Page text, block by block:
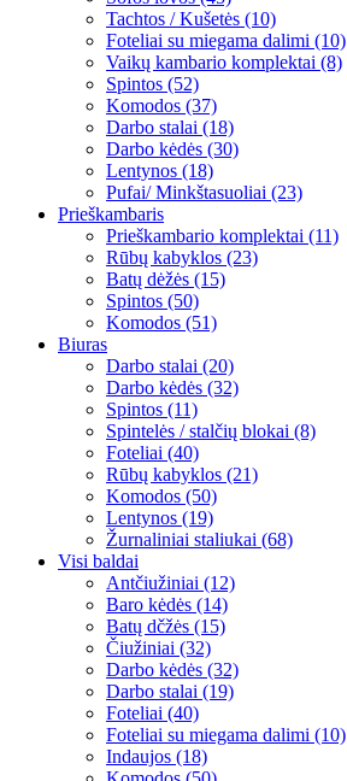
Tachtos / Kušetės (10)
Foteliai su miegama dalimi (10)
Vaikų kambario komplektai (8)
Spintos (52)
Komodos (37)
Darbo stalai (18)
Darbo kėdės (30)
Lentynos (18)
Pufai/ Minkštasuoliai (23)
Prieškambaris
Prieškambario komplektai (11)
Rūbų kabyklos (23)
Batų dėžės (15)
Spintos (50)
Komodos (51)
Biuras
Darbo stalai (20)
Darbo kėdės (32)
Spintos (11)
Spintelės / stalčių blokai (8)
Foteliai (40)
Rūbų kabyklos (21)
Komodos (50)
Lentynos (19)
Žurnaliniai staliukai (68)
Visi baldai
Antčiužiniai (12)
Baro kėdės (14)
Batų dčžės (15)
Čiužiniai (32)
Darbo kėdės (32)
Darbo stalai (19)
Foteliai (40)
Foteliai su miegama dalimi (10)
Indaujos (18)